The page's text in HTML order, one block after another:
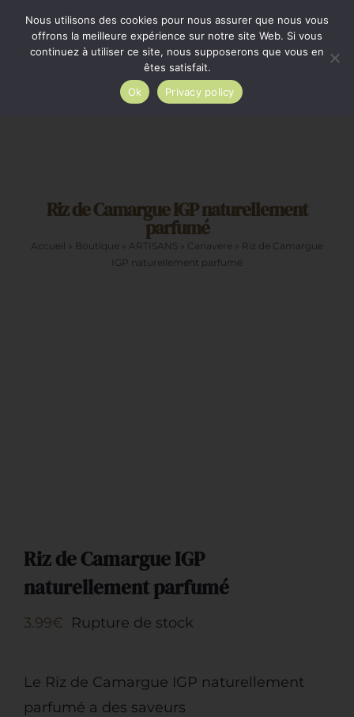
PasserMinimum de commande 35€. Livraison France entière
par Colissimo au tarif en vigueur à partir de 35€.
Livraison gratuite par Colissimo à partir de 80€
Epicerie sucrée
La cave
Riz de Camargue IGP naturellement
parfumé
Accueil Boutique ARTISANS Canavere
Riz de Camargue
IGP naturellement parfumé
Riz de Camargue IGP
naturellement parfumé
3.99€ Rupture de stock
Le Riz de Camargue IGP naturellement
parfumé a des saveurs
Nous utilisons des cookies pour nous assurer que nous vous
offrons la meilleure expérience sur notre site Web. Si vous
continuez à utiliser ce site, nous supposerons que vous en
êtes satisfait.
Ok
Privacy policy